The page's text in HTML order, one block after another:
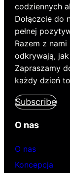
codziennych
Dołączcie do
pełnej
Razem z
odkrywają,
Zapraszamy
każdy dzień
Subscribe
O nas
O nas
Koncepcja